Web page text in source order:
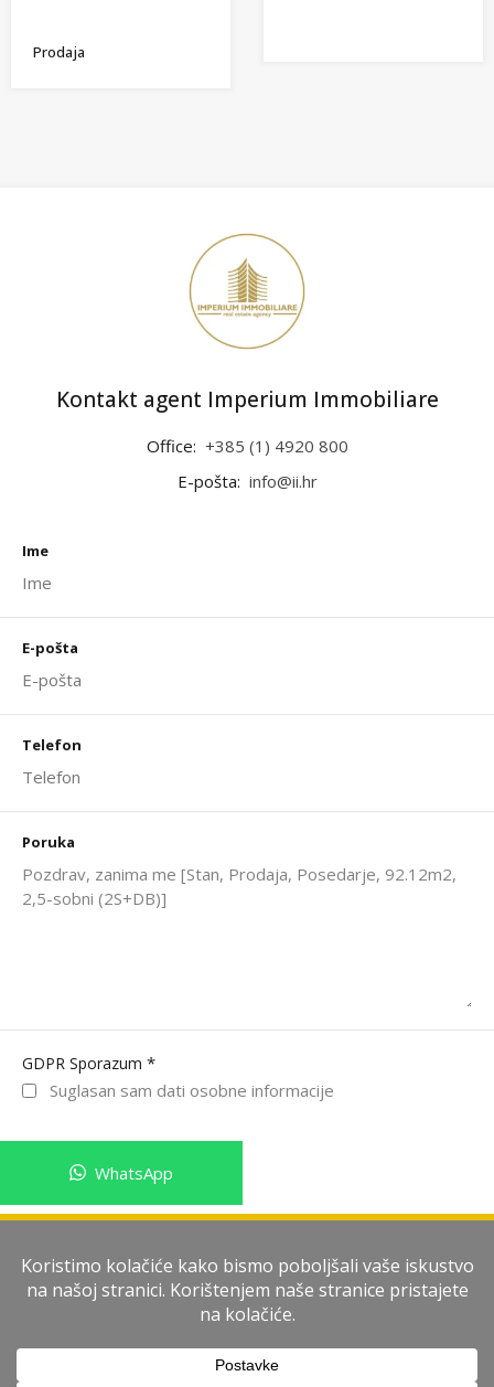
Prodaja
Kontakt agent Imperium Immobiliare
Office: +385 (1) 4920 800
E-pošta: info@ii.hr
Ime
E-pošta
Telefon
Poruka
GDPR Sporazum *
Suglasan sam dati osobne informacije
WhatsApp